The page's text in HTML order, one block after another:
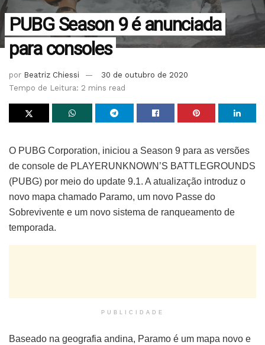
PUBG Season 9 é anunciada
para consoles
por Beatriz Chiessi
30 de outubro de 2020
Tempo de Leitura: 2 mins read
O PUBG Corporation, iniciou a Season 9 para as versões
de console de PLAYERUNKNOWN’S BATTLEGROUNDS
(PUBG) por meio do update 9.1. A atualização introduz o
novo mapa chamado Paramo, um novo Passe do
Sobrevivente e um novo sistema de ranqueamento de
temporada.
PUBLICIDADE
Baseado na geografia andina, Paramo é um mapa novo e